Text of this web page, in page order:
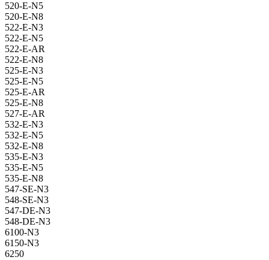
520-E-N5
520-E-N8
522-E-N3
522-E-N5
522-E-AR
522-E-N8
525-E-N3
525-E-N5
525-E-AR
525-E-N8
527-E-AR
532-E-N3
532-E-N5
532-E-N8
535-E-N3
535-E-N5
535-E-N8
547-SE-N3
548-SE-N3
547-DE-N3
548-DE-N3
6100-N3
6150-N3
6250